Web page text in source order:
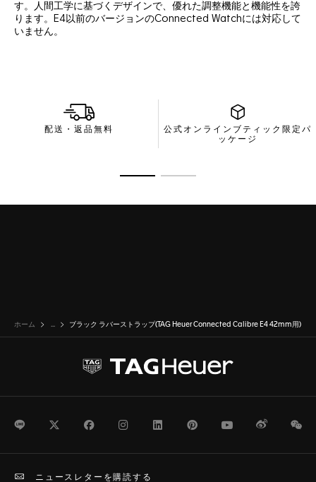
す。人間工学に基づくデザインで、優れた調整機能と機能性を誇
ります。E4以前のバージョンのConnected Watchには対応して
いません。
配送・返品無料
公式オンラインブティック限定パ
ッケージ
ホーム ... ブラック ラバーストラップ(TAG Heuer Connected Calibre E4 42mm用)
TwitterFacebookInstagramLinkedInPinterestYoutubeWeibo
ニュースレターを購読する